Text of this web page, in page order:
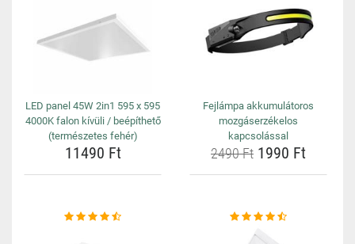
LED panel 45W 2in1 595 x 595
4000K falon kívüli / beépíthető
(természetes fehér)
11490 Ft
Fejlámpa akkumulátoros
mozgáserzékelos
kapcsolással
2490 Ft 1990 Ft